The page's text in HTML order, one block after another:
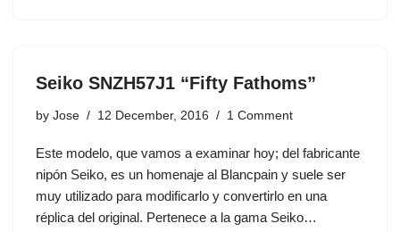
Seiko SNZH57J1 “Fifty Fathoms”
by Jose 12 December, 2016 1 Comment
Este modelo, que vamos a examinar hoy; del fabricante
nipón Seiko, es un homenaje al Blancpain y suele ser
muy utilizado para modificarlo y convertirlo en una
réplica del original. Pertenece a la gama Seiko…